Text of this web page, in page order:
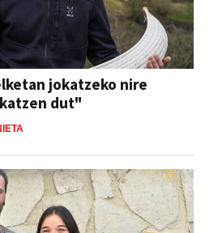
jokatzeko nire
dut"